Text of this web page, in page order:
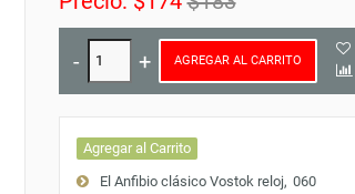
AGREGAR AL CARRITO
Agregar al Carrito
El Anfibio clásico Vostok reloj 060